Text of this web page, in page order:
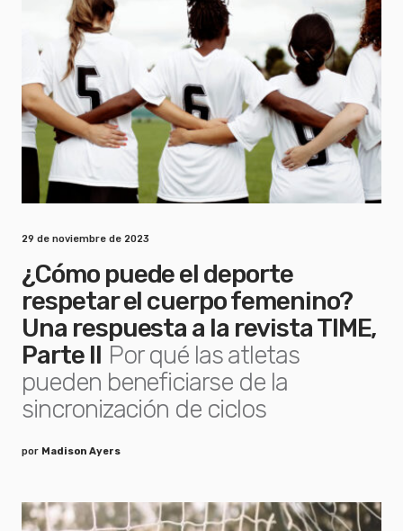
29 de noviembre de 2023
¿Cómo puede el deporte
respetar el cuerpo femenino?
Una respuesta a la revista TIME,
Parte II Por qué las atletas
pueden beneficiarse de la
sincronización de ciclos
por Madison Ayers